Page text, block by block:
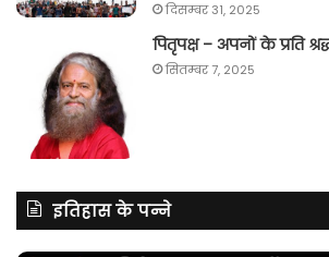
दिसम्बर 31, 2025
पितृपक्ष – अपनों के प्रति
सितम्बर 7, 2025
इतिहास के पन्ने